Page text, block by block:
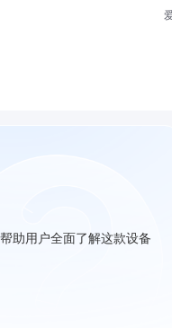
助用户全面了解这款设备